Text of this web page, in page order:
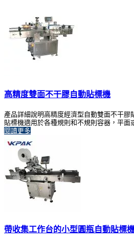
高精度雙面不干膠自動貼標機
產品詳細說明高精度經濟型自動雙面不干膠
貼標機適用於各種規則和不規則容器，平面
閱讀更多
帶收集工作台的小型圓瓶自動貼標